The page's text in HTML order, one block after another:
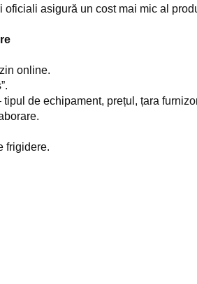
asigură un cost mai mic al
online.
de echipament, prețul, țara
frigidere.